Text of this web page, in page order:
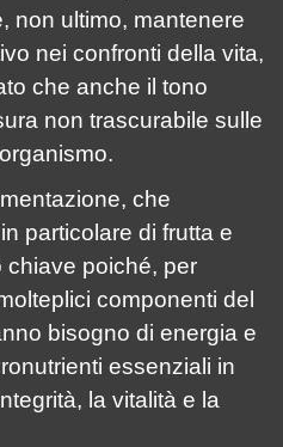
non ultimo, mantenere
nei confronti della vita,
che anche il tono
non trascurabile sulle
che
particolare di frutta e
chiave poiché, per
componenti del
bisogno di energia e
essenziali in
la vitalità e la